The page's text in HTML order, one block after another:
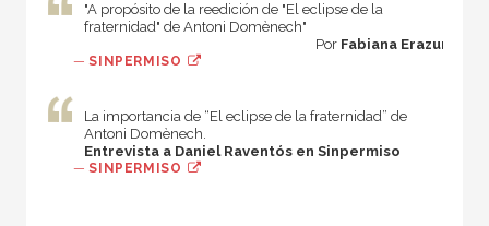
"A propósito de la reedición de "El eclipse de la
fraternidad" de Antoni Domènech"
Por Fabiana Erazun
— SINPERMISO
La importancia de “El eclipse de la fraternidad” de
Antoni Domènech.
Entrevista a Daniel Raventós en Sinpermiso
— SINPERMISO